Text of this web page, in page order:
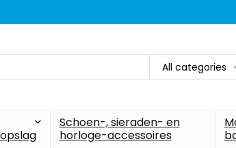
All categories
Schoen-, sieraden- en
horloge-accessoires